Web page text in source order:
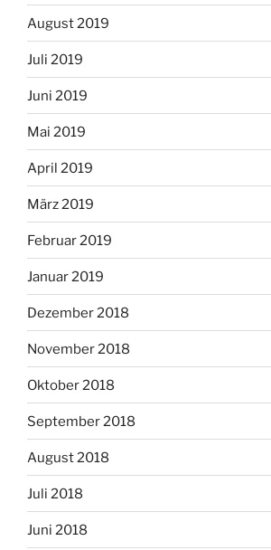
August 2019
Juli 2019
Juni 2019
Mai 2019
April 2019
März 2019
Februar 2019
Januar 2019
Dezember 2018
November 2018
Oktober 2018
September 2018
August 2018
Juli 2018
Juni 2018